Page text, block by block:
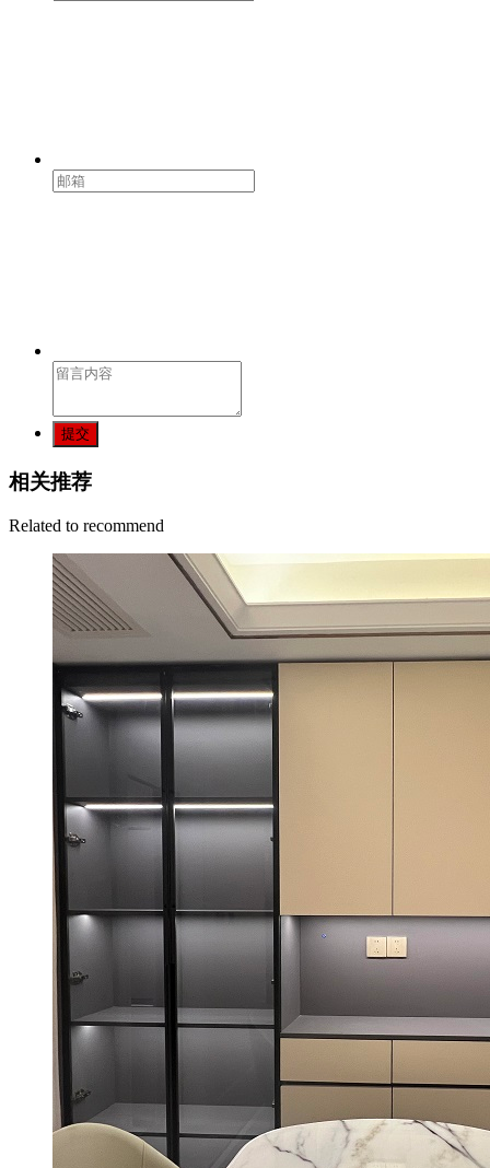
提交
相关推荐
Related to recommend